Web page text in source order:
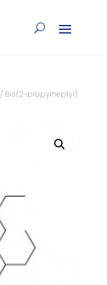
/ Bis(2-propylheptyl)